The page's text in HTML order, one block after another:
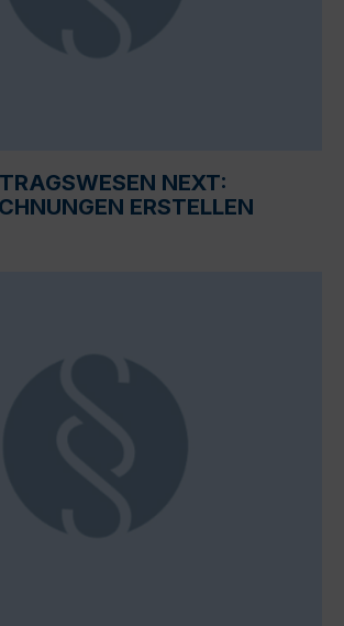
NEXT:
ERSTELLEN